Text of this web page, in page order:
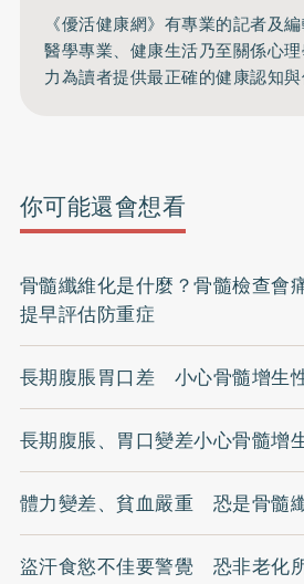
《優活健康網》有專業的記者及
醫學專業、健康生活乃至關係心
力為讀者提供最正確的健康認知與
你可能還會想看
骨髓纖維化是什麼？骨髓檢查會
提早評估防重症
長期腹脹胃口差 小心骨髓增生
長期腹脹、胃口變差小心骨髓增
體力變差、貧血嚴重 恐是骨髓
盜汗食慾不佳要警覺 恐非老化